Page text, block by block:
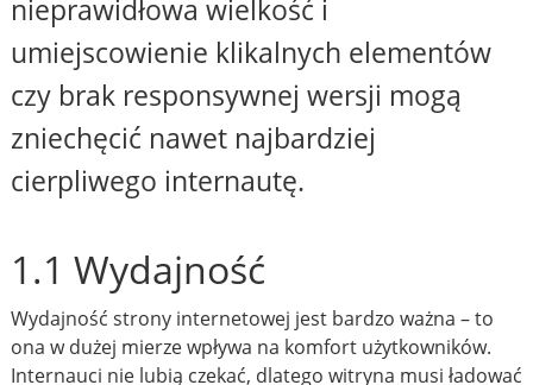
nieprawidłowa wielkość i
umiejscowienie klikalnych elementów
czy brak responsywnej wersji mogą
zniechęcić nawet najbardziej
cierpliwego internautę.
1.1 Wydajność
Wydajność strony internetowej jest bardzo ważna – to
ona w dużej mierze wpływa na komfort użytkowników.
Internauci nie lubią czekać, dlatego witryna musi ładować